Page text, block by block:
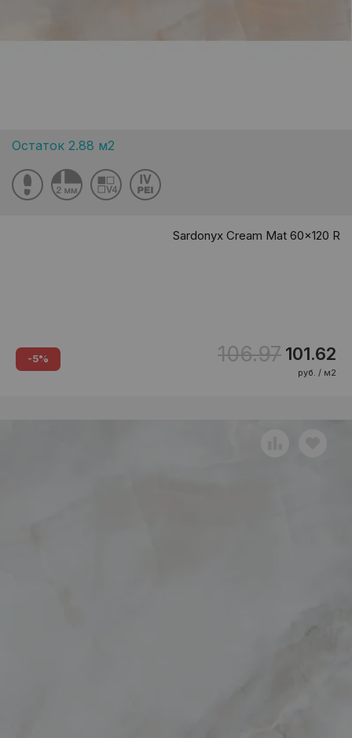
Остаток 2.88 м2
Sardonyx Cream Mat 60x120 R
-5% 106.97 101.62
руб. / м2